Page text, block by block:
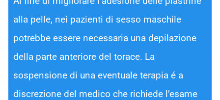
alla pelle, nei pazienti di sesso maschile
potrebbe essere necessaria una depilazione
della parte anteriore del torace. La
sospensione di una eventuale terapia é a
discrezione del medico che richiede l’esame